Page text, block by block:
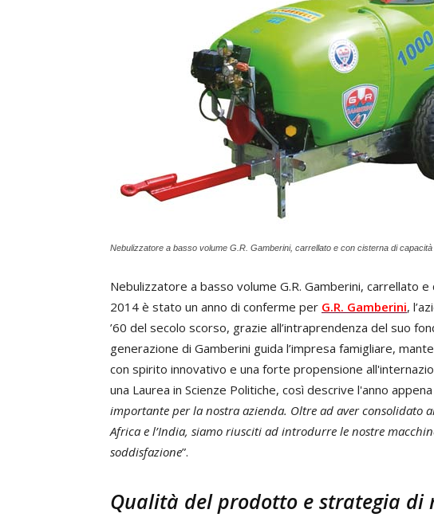
Nebulizzatore a basso volume G.R. Gamberini, carrellato e con cisterna di capacità
Nebulizzatore a basso volume G.R. Gamberini, carrellato
2014 è stato un anno di conferme per G.R. Gamberini,
’60 del secolo scorso, grazie all’intraprendenza del suo
generazione di Gamberini guida l’impresa famigliare,
con spirito innovativo e una forte propensione
una Laurea in Scienze Politiche, così descrive l'anno
importante per la nostra azienda. Oltre ad aver consolidato
Africa e l’India, siamo riusciti ad introdurre le nostre
soddisfazione”.
Qualità del prodotto e strategia di